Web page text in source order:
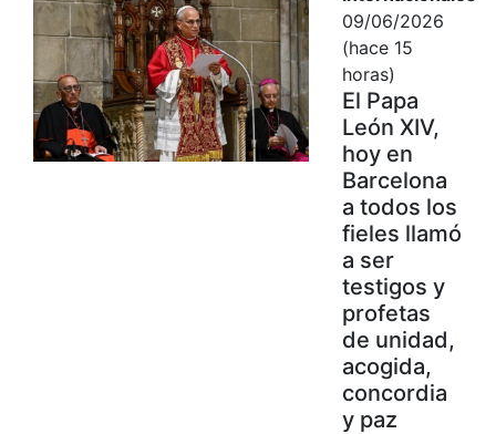
09/06/2026
(hace 15
horas)
El Papa
León XIV,
hoy en
Barcelona
a todos los
fieles llamó
a ser
testigos y
profetas
de unidad,
acogida,
concordia
y paz